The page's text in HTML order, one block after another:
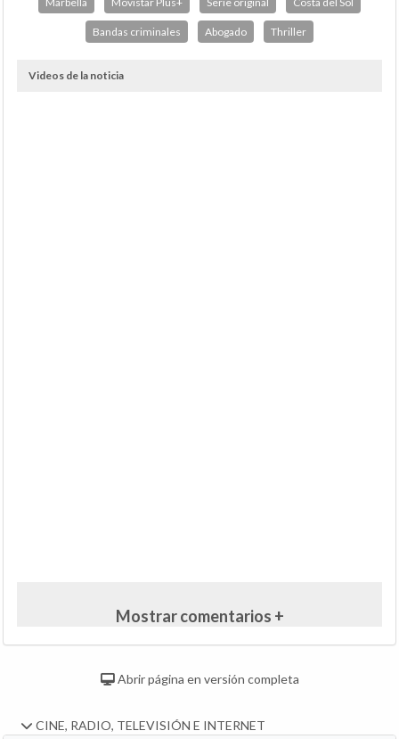
Bandas criminales Abogado Thriller
Videos de la noticia
Mostrar comentarios +
Abrir página en versión completa
CINE, RADIO, TELEVISIÓN E INTERNET